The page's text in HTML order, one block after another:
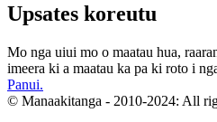
Upsates koreutu
Mo nga uiui mo o maatau hua,
imeera ki a maatau ka pa ki roto i
Panui.
© Manaakitanga - 2010-2024: All